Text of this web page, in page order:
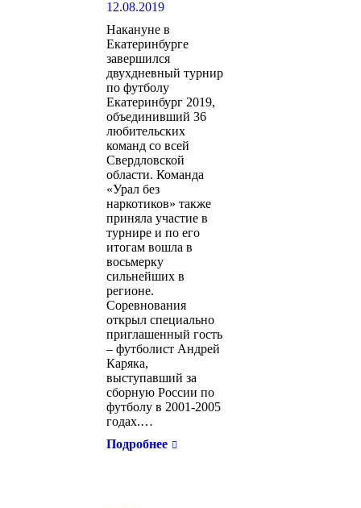
12.08.2019
Накануне в
Екатеринбурге
завершился
двухдневный турнир
по футболу
Екатеринбург 2019,
объединивший 36
любительских
команд со всей
Свердловской
области. Команда
«Урал без
наркотиков» также
приняла участие в
турнире и по его
итогам вошла в
восьмерку
сильнейших в
регионе.
Соревнования
открыл специально
приглашенный гость
– футболист Андрей
Каряка,
выступавший за
сборную России по
футболу в 2001-2005
годах.…
Подробнее